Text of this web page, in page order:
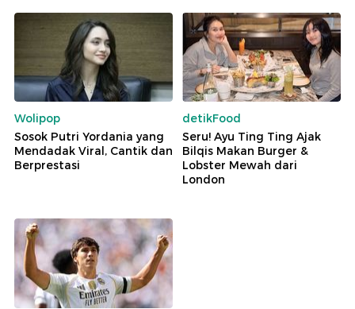
Wolipop
Sosok Putri Yordania yang
Mendadak Viral, Cantik dan
Berprestasi
detikFood
Seru! Ayu Ting Ting Ajak
Bilqis Makan Burger &
Lobster Mewah dari
London